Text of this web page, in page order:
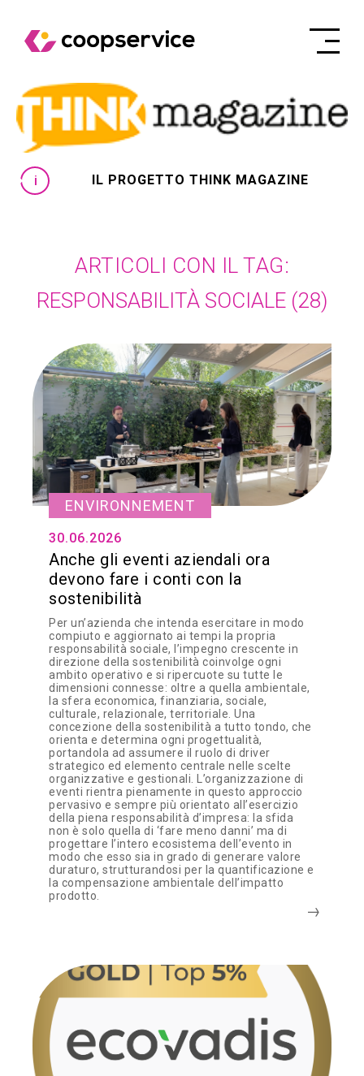
IL PROGETTO THINK MAGAZINE
RESPONSABILITÀ SOCIALE (28)
ARTICOLI CON IL TAG:
ENVIRONNEMENT
30.06.2026
Anche gli eventi aziendali ora
devono fare i conti con la
sostenibilità
Per un’azienda che intenda esercitare in modo
compiuto e aggiornato ai tempi la propria
responsabilità sociale, l’impegno crescente in
direzione della sostenibilità coinvolge ogni
ambito operativo e si ripercuote su tutte le
dimensioni connesse: oltre a quella ambientale,
la sfera economica, finanziaria, sociale,
culturale, relazionale, territoriale. Una
concezione della sostenibilità a tutto tondo, che
orienta e determina ogni progettualità,
portandola ad assumere il ruolo di driver
strategico ed elemento centrale nelle scelte
organizzative e gestionali. L’organizzazione di
eventi rientra pienamente in questo approccio
pervasivo e sempre più orientato all’esercizio
della piena responsabilità d’impresa: la sfida
non è solo quella di ‘fare meno danni’ ma di
progettare l’intero ecosistema dell’evento in
modo che esso sia in grado di generare valore
duraturo, strutturandosi per la quantificazione e
la compensazione ambientale dell’impatto
prodotto.